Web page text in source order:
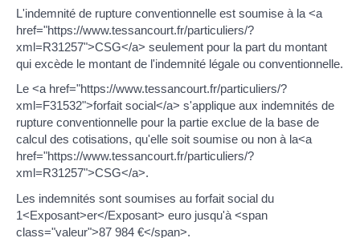
L'indemnité de rupture conventionnelle est soumise à la <a
href="https://www.tessancourt.fr/particuliers/?
xml=R31257">CSG</a> seulement pour la part du montant
qui excède le montant de l'indemnité légale ou conventionnelle.
Le <a href="https://www.tessancourt.fr/particuliers/?
xml=F31532">forfait social</a> s'applique aux indemnités de
rupture conventionnelle pour la partie exclue de la base de
calcul des cotisations, qu'elle soit soumise ou non à la<a
href="https://www.tessancourt.fr/particuliers/?
xml=R31257">CSG</a>.
Les indemnités sont soumises au forfait social du
1<Exposant>er</Exposant> euro jusqu'à <span
class="valeur">87 984 €</span>.